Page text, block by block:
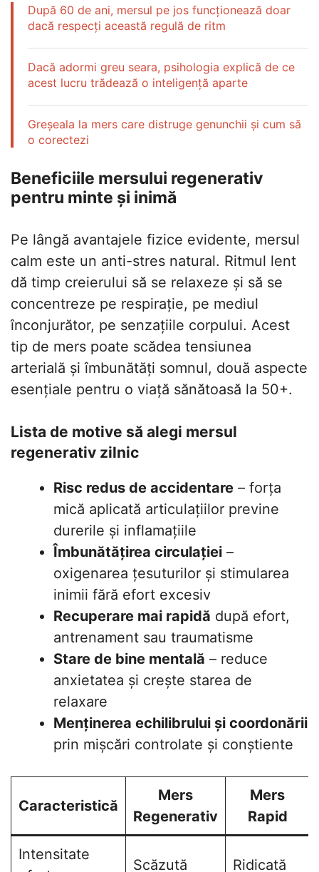
După 60 de ani, mersul pe jos funcționează doar
dacă respecți această regulă de ritm
Dacă adormi greu seara, psihologia explică de ce
acest lucru trădează o inteligență aparte
Greșeala la mers care distruge genunchii și cum să
o corectezi
Beneficiile mersului regenerativ
pentru minte și inimă
Pe lângă avantajele fizice evidente, mersul
calm este un anti-stres natural. Ritmul lent
dă timp creierului să se relaxeze și să se
concentreze pe respirație, pe mediul
înconjurător, pe senzațiile corpului. Acest
tip de mers poate scădea tensiunea
arterială și îmbunătăți somnul, două aspecte
esențiale pentru o viață sănătoasă la 50+.
Lista de motive să alegi mersul
regenerativ zilnic
Risc redus de accidentare – forța
mică aplicată articulațiilor previne
durerile și inflamațiile
Îmbunătățirea circulației –
oxigenarea țesuturilor și stimularea
inimii fără efort excesiv
Recuperare mai rapidă după efort,
antrenament sau traumatisme
Stare de bine mentală – reduce
anxietatea și crește starea de
relaxare
Menținerea echilibrului și coordonării
prin mișcări controlate și conștiente
Caracteristică
Mers
Regenerativ
Mers
Rapid
Intensitate
Scăzută Ridicată